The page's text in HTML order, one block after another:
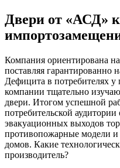
Двери от «АСД»
Компания ориентирована
поставляя гарантированно
Дефицита в потребителях у
компании тщательно
двери. Итогом успешной
потребительской
эвакуационных выходов
противопожарные модели и
домов. Какие
производитель?